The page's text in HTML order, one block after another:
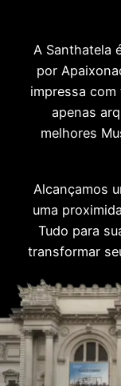
A Santhatela
por
impressa
apenas
melhores
Alcançamos
uma
Tudo para
transformar